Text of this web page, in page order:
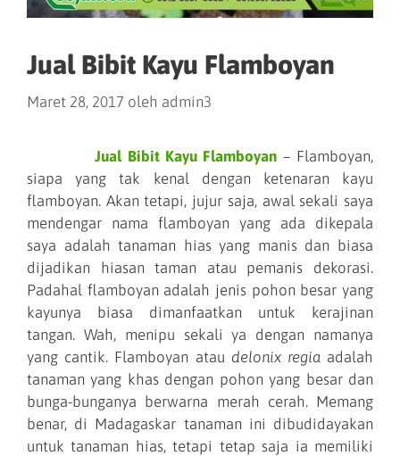
Jual Bibit Kayu Flamboyan
Maret 28, 2017 oleh admin3
Jual Bibit Kayu Flamboyan – Flamboyan,
siapa yang tak kenal dengan ketenaran kayu
flamboyan. Akan tetapi, jujur saja, awal sekali saya
mendengar nama flamboyan yang ada dikepala
saya adalah tanaman hias yang manis dan biasa
dijadikan hiasan taman atau pemanis dekorasi.
Padahal flamboyan adalah jenis pohon besar yang
kayunya biasa dimanfaatkan untuk kerajinan
tangan. Wah, menipu sekali ya dengan namanya
yang cantik. Flamboyan atau delonix regia adalah
tanaman yang khas dengan pohon yang besar dan
bunga-bunganya berwarna merah cerah. Memang
benar, di Madagaskar tanaman ini dibudidayakan
untuk tanaman hias, tetapi tetap saja ia memiliki